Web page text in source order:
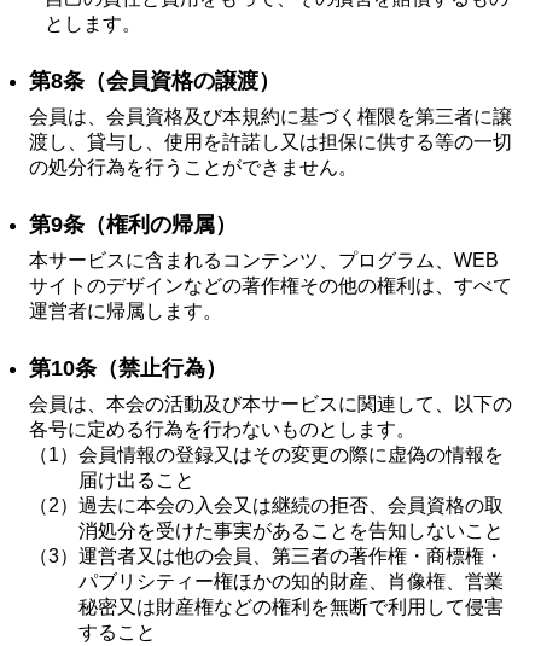
とします。
第8条（会員資格の譲渡）
会員は、会員資格及び本規約に基づく権限を第三者に譲
渡し、貸与し、使用を許諾し又は担保に供する等の一切
の処分行為を行うことができません。
第9条（権利の帰属）
本サービスに含まれるコンテンツ、プログラム、WEB
サイトのデザインなどの著作権その他の権利は、すべて
運営者に帰属します。
第10条（禁止行為）
会員は、本会の活動及び本サービスに関連して、以下の
各号に定める行為を行わないものとします。
（1） 会員情報の登録又はその変更の際に虚偽の情報を
届け出ること
（2） 過去に本会の入会又は継続の拒否、会員資格の取
消処分を受けた事実があることを告知しないこと
（3） 運営者又は他の会員、第三者の著作権・商標権・
パブリシティー権ほかの知的財産、肖像権、営業
秘密又は財産権などの権利を無断で利用して侵害
すること